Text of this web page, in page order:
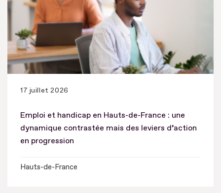
17 juillet 2026
Emploi et handicap en Hauts-de-France : une
dynamique contrastée mais des leviers d’action
en progression
Hauts-de-France